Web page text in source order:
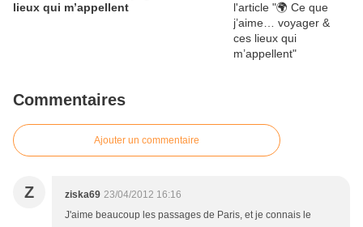
lieux qui m’appellent
Commentaires
Ajouter un commentaire
Z ziska69 23/04/2012 16:16
J'aime beaucoup les passages de Paris, et je connais le